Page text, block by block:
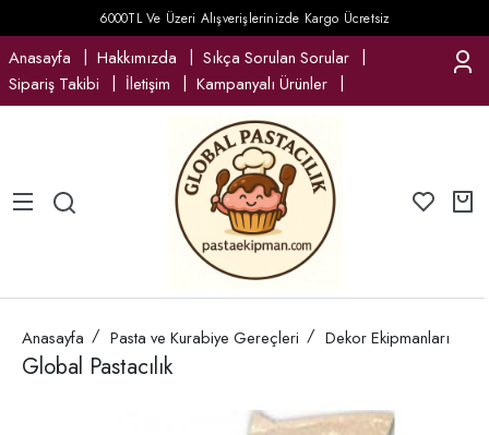
6000TL Ve Üzeri Alışverişlerinizde Kargo Ücretsiz
Anasayfa Hakkımızda
Sıkça Sorulan Sorular
Sipariş Takibi
İletişim Kampanyalı Ürünler
Anasayfa Pasta ve Kurabiye Gereçleri Dekor Ekipmanları
Global Pastacılık